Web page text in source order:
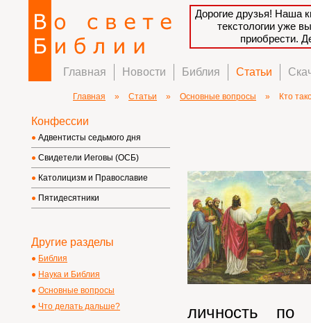
Дорогие друзья! Наша
текстологии уже
приобрести.
Главная Новости Библия Статьи
Главная » Статьи » Основные вопросы » Кто
личность по
Конфессии
Адвентисты седьмого дня
Свидетели Иеговы (ОСБ)
Католицизм и Православие
Пятидесятники
Другие разделы
Библия
Наука и Библия
Основные вопросы
Что делать дальше?